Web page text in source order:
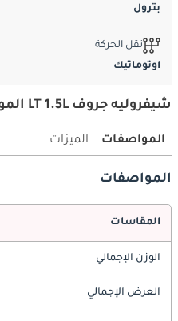
بترول
نقل الحركة
اوتوماتيك
شيفروليه جروف LT 1.5L المواصفات والميزات
المواصفات الميزات
المواصفات
المقاسات
الوزن الإجمالي
العرض الإجمالي